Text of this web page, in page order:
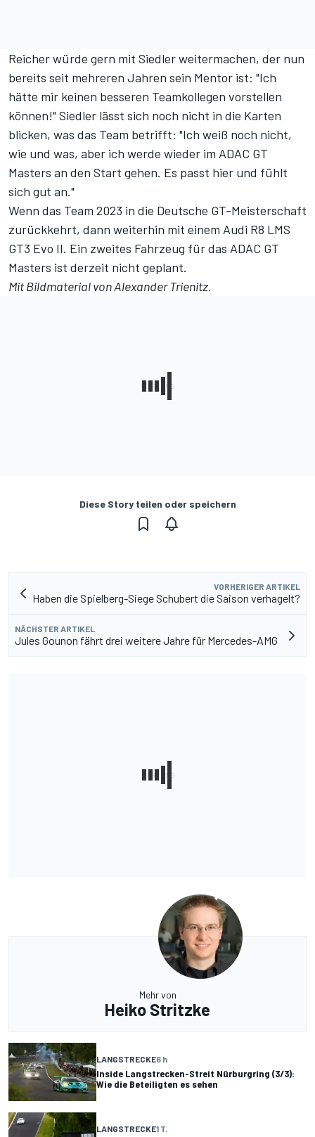
Reicher würde gern mit Siedler weitermachen, der nun
bereits seit mehreren Jahren sein Mentor ist: "Ich
hätte mir keinen besseren Teamkollegen vorstellen
können!" Siedler lässt sich noch nicht in die Karten
blicken, was das Team betrifft: "Ich weiß noch nicht,
wie und was, aber ich werde wieder im ADAC GT
Masters an den Start gehen. Es passt hier und fühlt
sich gut an."
Wenn das Team 2023 in die Deutsche GT-Meisterschaft
zurückkehrt, dann weiterhin mit einem Audi R8 LMS
GT3 Evo II. Ein zweites Fahrzeug für das ADAC GT
Masters ist derzeit nicht geplant.
Mit Bildmaterial von Alexander Trienitz.
Diese Story teilen oder speichern
VORHERIGER ARTIKEL
Haben die Spielberg-Siege Schubert die Saison verhagelt?
NÄCHSTER ARTIKEL
Jules Gounon fährt drei weitere Jahre für Mercedes-AMG
Mehr von
Heiko Stritzke
LANGSTRECKE6 h
Inside Langstrecken-Streit Nürburgring (3/3):
Wie die Beteiligten es sehen
LANGSTRECKE1 T.